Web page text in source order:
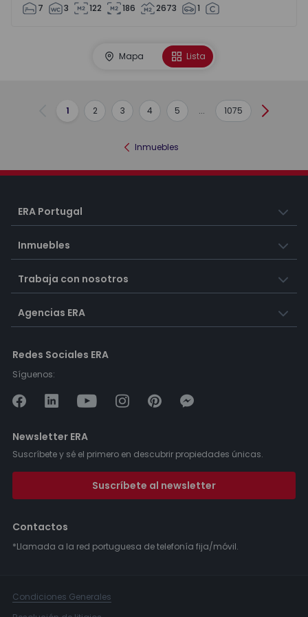
7 3 122 186 2673 1
Mapa Lista
Anterior
1 2 3 4 5 ... 1075
Inmuebles
ERA Portugal
Inmuebles
Trabaja con nosotros
Agencias ERA
Redes Sociales ERA
Síguenos:
Newsletter ERA
Suscríbete y sé el primero en descubrir propiedades únicas.
Suscríbete al newsletter
Contactos
*Llamada a la red portuguesa de telefonía fija/móvil.
Condiciones Generales